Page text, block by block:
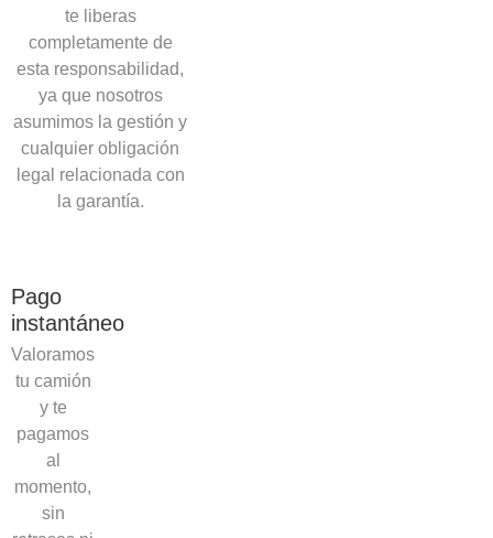
te liberas
completamente de
esta responsabilidad,
ya que nosotros
asumimos la gestión y
cualquier obligación
legal relacionada con
la garantía.
Pago
instantáneo
Valoramos
tu camión
y te
pagamos
al
momento,
sin